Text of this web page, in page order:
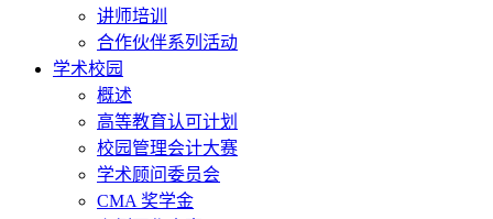
讲师培训
合作伙伴系列活动
学术校园
概述
高等教育认可计划
校园管理会计大赛
学术顾问委员会
CMA 奖学金